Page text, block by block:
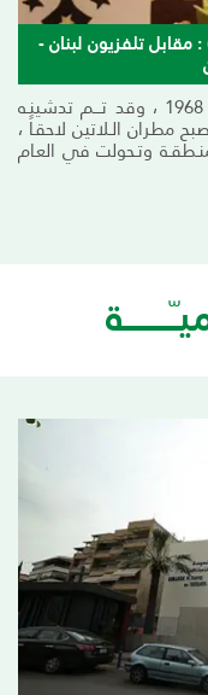
: مقابل تلفزيون لبنان -
بدأ بنـاؤه عـام 1965 ، وإكتــــــمل في العـام 1968 ، وقد تـــم تدشينـه
الـلاتين لاحقـاً ،
وتـحولت في العـام